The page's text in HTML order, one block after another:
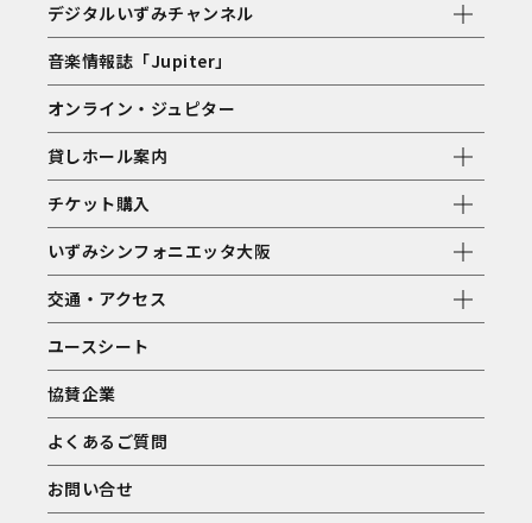
デジタルいずみチャンネル
音楽情報誌「Jupiter」
オンライン・ジュピター
貸しホール案内
チケット購入
いずみシンフォニエッタ大阪
交通・アクセス
ユースシート
協賛企業
よくあるご質問
お問い合せ